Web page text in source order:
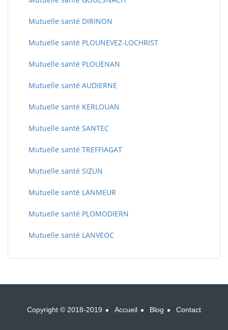
Mutuelle santé DIRINON
Mutuelle santé PLOUNEVEZ-LOCHRIST
Mutuelle santé PLOUENAN
Mutuelle santé AUDIERNE
Mutuelle santé KERLOUAN
Mutuelle santé SANTEC
Mutuelle santé TREFFIAGAT
Mutuelle santé SIZUN
Mutuelle santé LANMEUR
Mutuelle santé PLOMODIERN
Mutuelle santé LANVEOC
Copyright © 2018-2019 Accueil Blog Contact